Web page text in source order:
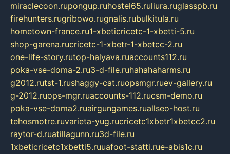
miraclecoon.rupongup.ruhostel65.ruliura.ruglasspb.ru
firehunters.rugribowo.rugnalis.rubulkitula.ru
hometown-france.ru1-xbeticricetc-1-xbetti-5.ru
shop-garena.rucricetc-1-xbetr-1-xbetcc-2.ru
one-life-story.rutop-halyava.ruaccounts112.ru
poka-vse-doma-2.ru3-d-file.ruhahahaharms.ru
g2012.rutst-1.rushaggy-cat.ruopsmgr.ruev-gallery.ru
g-2012.ruops-mgr.ruaccounts-112.rucsm-demo.ru
poka-vse-doma2.ruairgungames.ruallseo-host.ru
tehosmotre.ruvarieta-yug.rucricetc1xbetr1xbetcc2.ru
raytor-d.ruatillagunn.ru3d-file.ru
1xbeticricetc1xbetti5.ruuafoot-statti.rue-abis1c.ru